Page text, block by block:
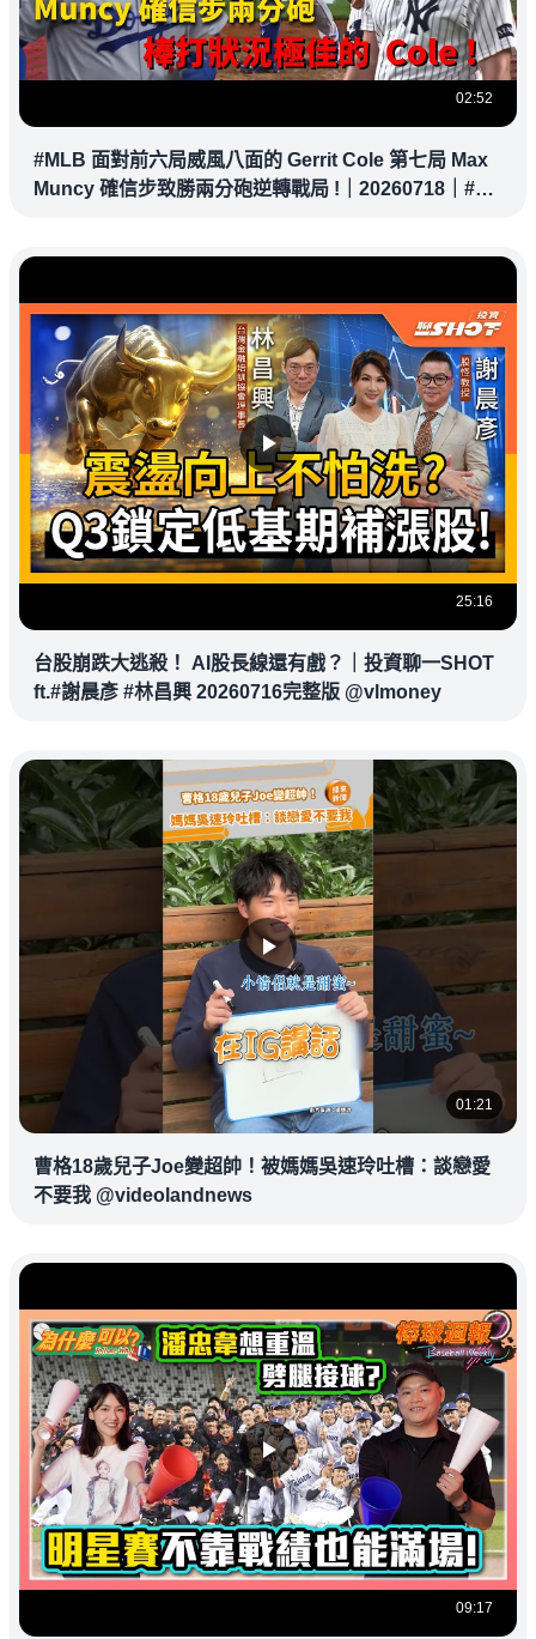
02:52
#MLB 面對前六局威風八面的 Gerrit Cole 第七局 Max
Muncy 確信步致勝兩分砲逆轉戰局 !｜20260718｜#洛
25:16
台股崩跌大逃殺！ AI股長線還有戲？｜投資聊一SHOT
ft.#謝晨彥 #林昌興 20260716完整版 @vlmoney
01:21
曹格18歲兒子Joe變超帥！被媽媽吳速玲吐槽：談戀愛
不要我 @videolandnews
09:17